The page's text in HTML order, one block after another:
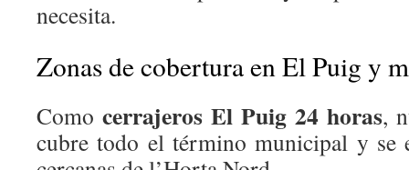
necesita.
Zonas de cobertura en El Puig y
Como cerrajeros El Puig 24 horas,
cubre todo el término municipal y se